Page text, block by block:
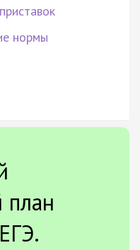
нормы
план